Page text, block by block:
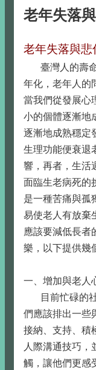
老年失落
老年失落與悲
臺灣人的壽命
年化，老年人的
當我們從發展心
小的個體逐漸地
逐漸地成熟穩定
生理功能便衰退
響，再者，生活
面臨生老病死的
是一種苦痛與孤
易使老人有放棄
應該要減低長者
樂，以下提供幾
一、增加與老人
目前忙碌的社
們應該排出一些
接納、支持、積
人際溝通技巧，
觸，讓他們更感